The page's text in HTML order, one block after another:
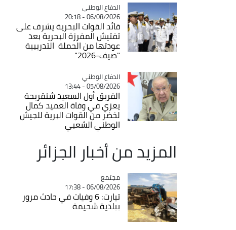
Catégorie
الدفاع الوطني
06/08/2026 - 20:18
قائد القوات البحرية يشرف على
تفتيش المفرزة البحرية بعد
عودتها من الحملة التدريبية
"صيف-2026"
Catégorie
الدفاع الوطني
05/08/2026 - 13:44
الفريق أول السعيد شنقريحة
يعزي في وفاة العميد كمال
لخضر من القوات البرية للجيش
الوطني الشعبي
المزيد من أخبار الجزائر
Catégorie
مجتمع
06/08/2026 - 17:38
تيارت: 6 وفيات في حادث مرور
ببلدية شحيمة